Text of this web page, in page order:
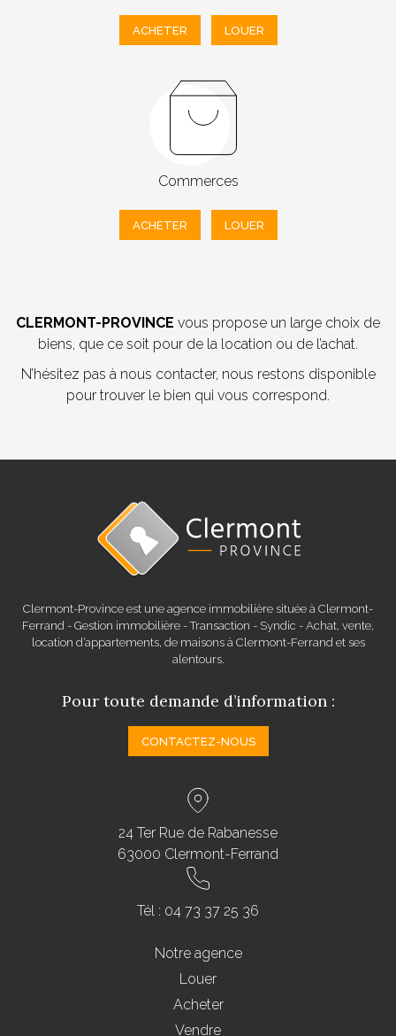
ACHETER LOUER
Commerces
ACHETER LOUER
CLERMONT-PROVINCE vous propose un large choix de
biens, que ce soit pour de la location ou de l’achat.
N’hésitez pas à nous contacter, nous restons disponible
pour trouver le bien qui vous correspond.
Clermont-Province est une agence immobilière située à Clermont-
Ferrand - Gestion immobilière - Transaction - Syndic - Achat, vente,
location d’appartements, de maisons à Clermont-Ferrand et ses
alentours.
Pour toute demande d’information :
CONTACTEZ-NOUS
24 Ter Rue de Rabanesse
63000 Clermont-Ferrand
Tél : 04 73 37 25 36
Notre agence
Louer
Acheter
Vendre